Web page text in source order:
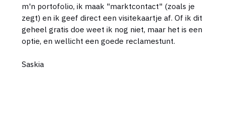
m'n portofolio, ik maak "marktcontact" (zoals je
zegt) en ik geef direct een visitekaartje af. Of ik dit
geheel gratis doe weet ik nog niet, maar het is een
optie, en wellicht een goede reclamestunt.
Saskia